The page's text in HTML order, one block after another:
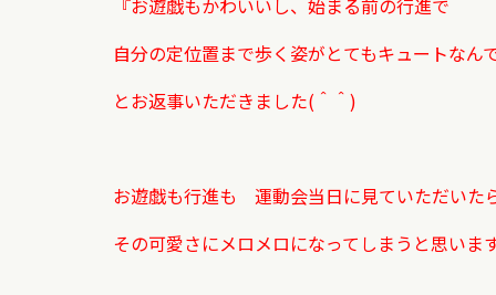
『お遊戯もかわいいし、始まる前の行進で
自分の定位置まで歩く姿がとてもキュートなん
とお返事いただきました(＾＾)
お遊戯も行進も 運動会当日に見ていただいた
その可愛さにメロメロになってしまうと思い